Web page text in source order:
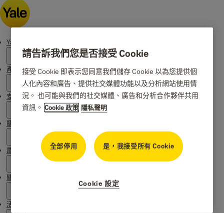
Yale 起源
產品
支援
購買地點
最新消息
關於 Yale
活動
請告訴我們您是否接受 Cookie
接受 Cookie 即表示您同意我們儲存 Cookie 以為您提供個
人化內容和廣告、提供社交媒體功能以及分析網站使用情
況。 也可能與我們的社交媒體、廣告和分析合作夥伴共用
資訊。Cookie 政策 隱私聲明
全部停用 是，我接受所有 Cookie
Cookie 設定